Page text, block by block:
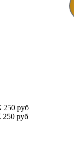
250 руб
250 руб